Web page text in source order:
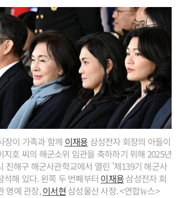
장이 가족과 함께 이재용 삼성전자 회장의 아들이
지호 씨의 해군소위 임관을 축하하기 위해 2025년
진해구 해군사관학교에서 열린 '제139기 해군사
해 있다. 왼쪽 두 번째부터 이재용삼성전자 회
명예 관장,이서현 삼성물산 사장. <연합뉴스>